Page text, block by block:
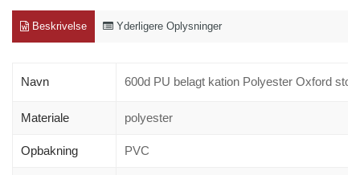
Beskrivelse Yderligere Oplysninger
Navn 600d PU belagt kation Polyester Oxford
Materiale polyester
Opbakning PVC